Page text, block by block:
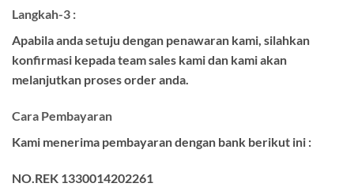
Langkah-3 :
Apabila anda setuju dengan penawaran kami, silahkan
konfirmasi kepada team sales kami dan kami akan
melanjutkan proses order anda.
Cara Pembayaran
Kami menerima pembayaran dengan bank berikut ini :
NO.REK 1330014202261